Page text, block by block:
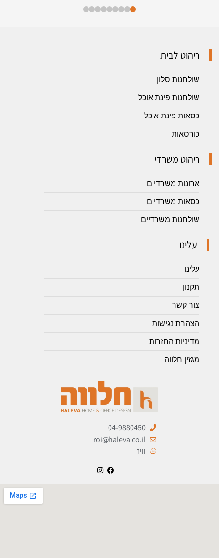
ריהוט לבית
שולחנות סלון
שולחנות פינת אוכל
כסאות פינת אוכל
כורסאות
ריהוט משרדי
ארונות משרדיים
כסאות משרדיים
שולחנות משרדיים
עלינו
עלינו
תקנון
צור קשר
הצהרת נגישות
מדיניות החזרות
מגזין חלווה
04-9880450
roi@haleva.co.il
וויז